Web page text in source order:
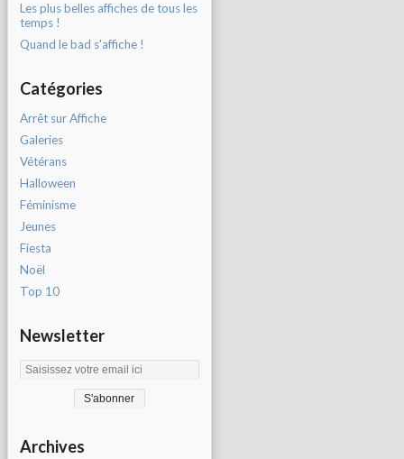
Les plus belles affiches de tous les
temps !
Quand le bad s'affiche !
Catégories
Arrêt sur Affiche
Galeries
Vétérans
Halloween
Féminisme
Jeunes
Fiesta
Noël
Top 10
Newsletter
Archives